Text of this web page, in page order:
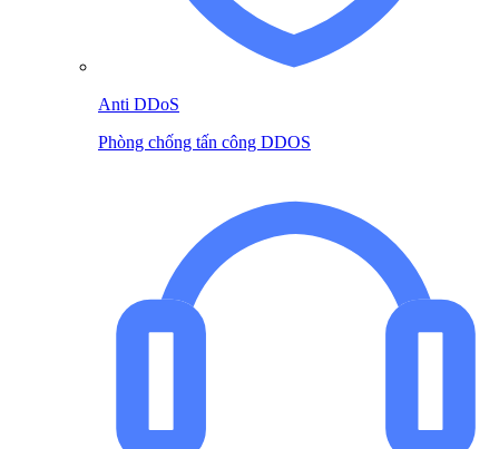
Anti DDoS
Phòng chống tấn công DDOS